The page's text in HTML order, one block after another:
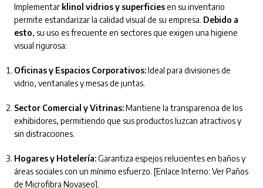
Implementar klinol vidrios y superficiesen su inventario
permite estandarizar la calidad visual de su empresa. Debido a
esto, su uso es frecuente en sectores que exigen una higiene
visual rigurosa:
Oficinas y Espacios Corporativos:Ideal para divisiones de
vidrio, ventanales y mesas de juntas.
Sector Comercial y Vitrinas:Mantiene la transparencia de los
exhibidores, permitiendo que sus productos luzcan atractivos y
sin distracciones.
Hogares y Hotelería:Garantiza espejos relucientes en baños y
áreas sociales con un mínimo esfuerzo. [Enlace Interno: Ver Paños
de Microfibra Novaseo].